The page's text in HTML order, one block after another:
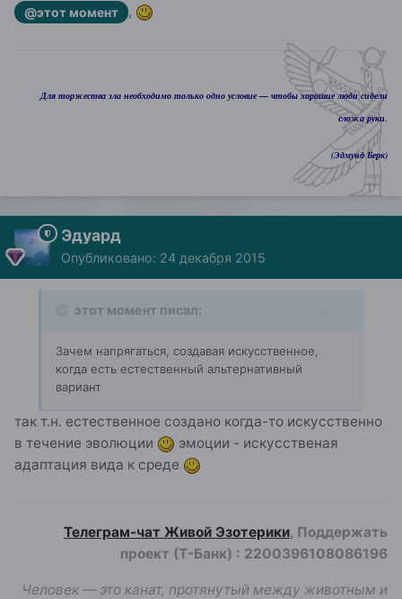
@этот момент ,
Для торжества зла необходимо только одно условие — чтобы хорошие люди сидели
сложа руки.
(Эдмунд Берк)
Эдуард
Опубликовано: 24 декабря 2015
этот момент писал:
Зачем напрягаться, создавая искусственное,
когда есть естественный альтернативный
вариант
так т.н. естественное создано когда-то искусственно
в течение эволюции
эмоции - искусственая
адаптация вида к среде
Телеграм-чат Живой Эзотерики, Поддержать
проект (Т-Банк) : 2200396108086196
Человек — это канат, протянутый между животным и